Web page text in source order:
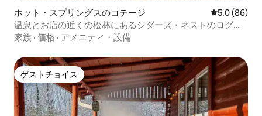
ホット・スプリングスのコテージ レビュー86
5.0 (86)
温泉とお店の近くの松林にあるシダーズ・ネストのログハ
ウス
家族 · 価格 · アメニティ・設備
ゲストチョイス
ゲストチョイス